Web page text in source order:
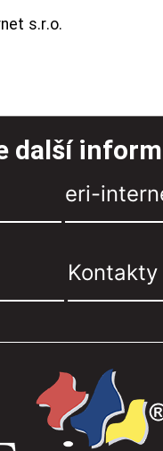
s.r.o.
další
eri-
Kontakty